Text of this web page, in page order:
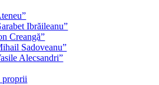
Ibrăileanu”
Creangă”
Sadoveanu”
Alecsandri”
proprii